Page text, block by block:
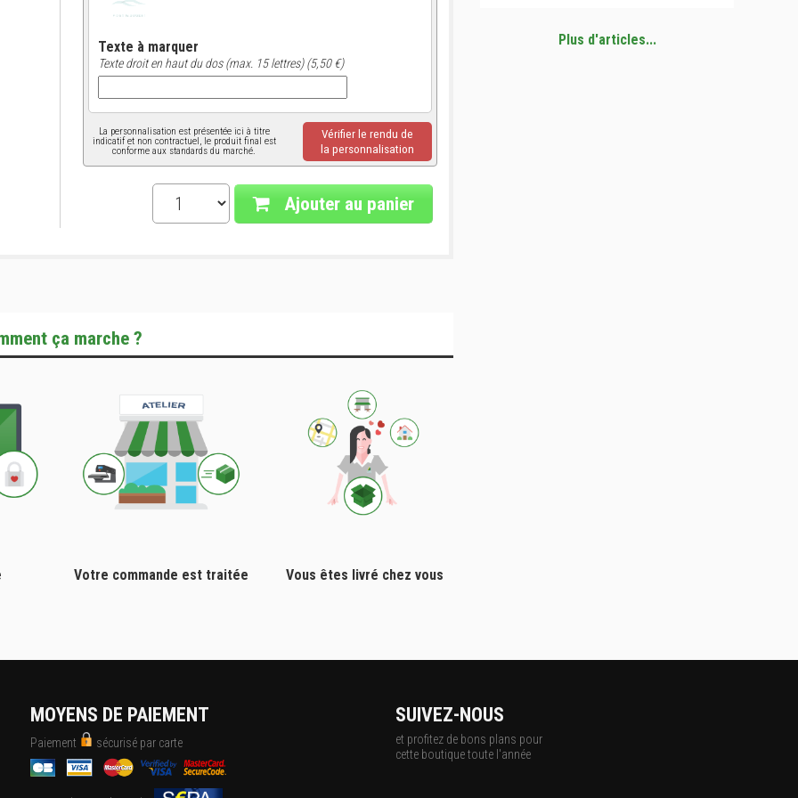
Texte à marquer
Texte droit en haut du dos (max. 15 lettres) (5,50 €)
La personnalisation est présentée ici à titre
indicatif et non contractuel, le produit final est
conforme aux standards du marché.
Vérifier le rendu de
la personnalisation
Ajouter au panier
ça marche ?
Votre commande est traitée Vous êtes livré chez vous
Plus d'articles...
MOYENS DE PAIEMENT
Paiement sécurisé par carte
SUIVEZ-NOUS
et profitez de bons plans pour
cette boutique toute l'année